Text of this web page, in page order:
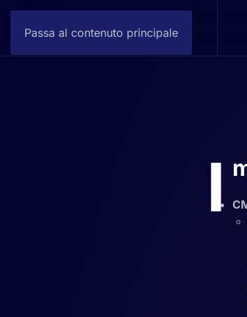
Passa al contenuto principale
I